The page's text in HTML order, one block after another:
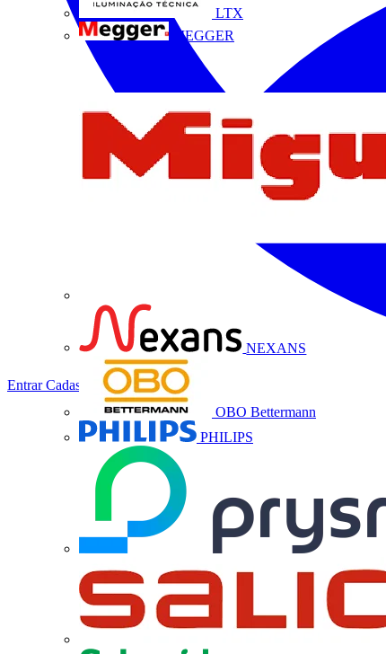
LTX
MEGGER
NEXANS
OBO Bettermann
PHILIPS
EntrarCadastrar